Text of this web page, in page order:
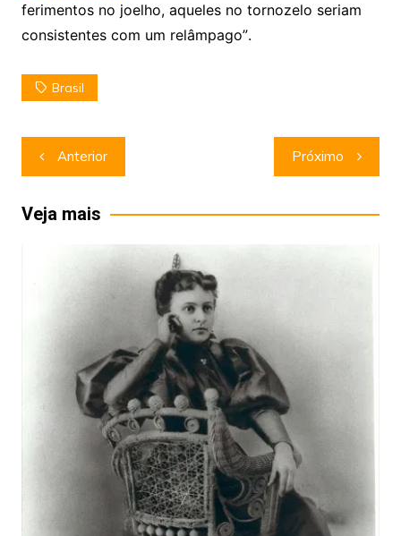
ferimentos no joelho, aqueles no tornozelo seriam
consistentes com um relâmpago”.
Brasil
Navegação
de
Post
Anterior Próximo
Veja mais